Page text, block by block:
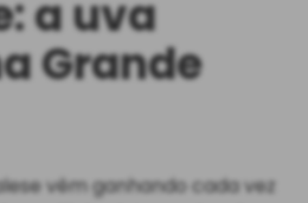
a uva
Grande
vêm ganhando cada vez